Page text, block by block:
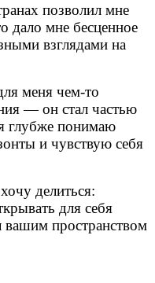
позволил мне
дало мне бесценное
взглядами на
меня чем-то
— он стал частью
глубже понимаю
и чувствую себя
делиться:
для себя
вашим пространством